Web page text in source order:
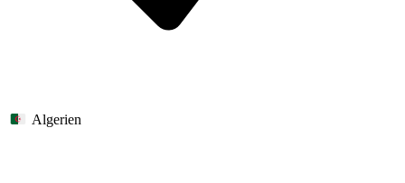
Algerien